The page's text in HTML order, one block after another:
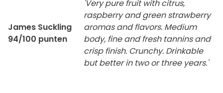
James Suckling
94/100 punten
'Very pure fruit with citrus,
raspberry and green strawberry
aromas and flavors. Medium
body, fine and fresh tannins and
crisp finish. Crunchy. Drinkable
but better in two or three years.'